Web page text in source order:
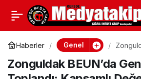
Haberler Genel
Zonguldak BEUN’da
Düzce’de Adliye ve Baro
Çalışanları Tarandı